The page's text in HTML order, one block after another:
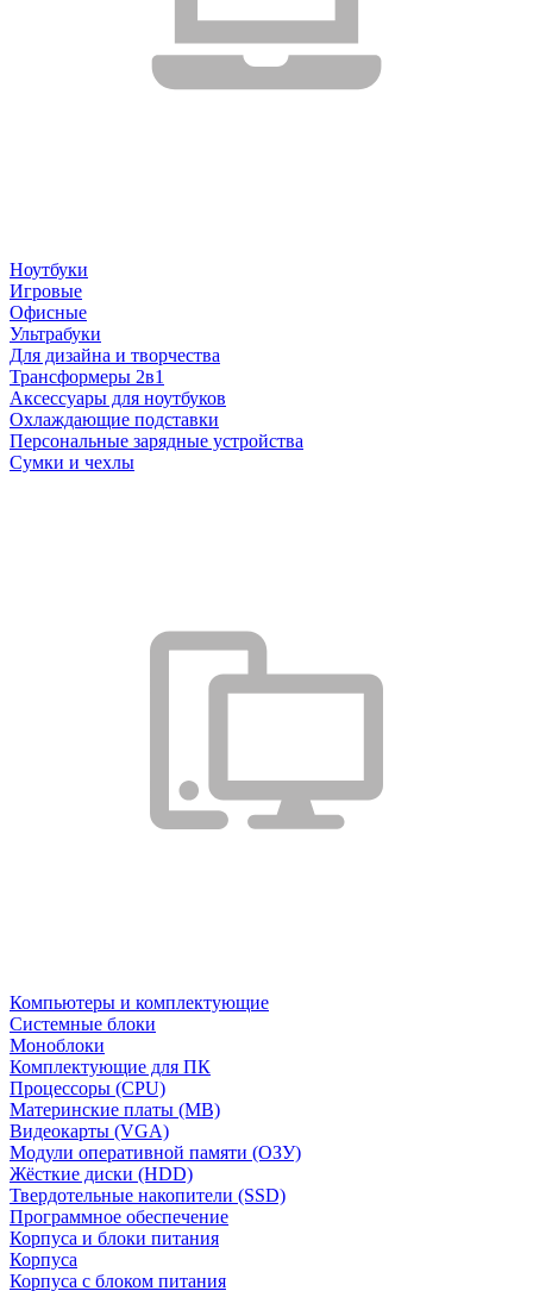
Ноутбуки
Игровые
Офисные
Ультрабуки
Для дизайна и творчества
Трансформеры 2в1
Аксессуары для ноутбуков
Охлаждающие подставки
Персональные зарядные устройства
Сумки и чехлы
Компьютеры и комплектующие
Системные блоки
Моноблоки
Комплектующие для ПК
Процессоры (CPU)
Материнские платы (MB)
Видеокарты (VGA)
Модули оперативной памяти (ОЗУ)
Жёсткие диски (HDD)
Твердотельные накопители (SSD)
Программное обеспечение
Корпуса и блоки питания
Корпуса
Корпуса с блоком питания